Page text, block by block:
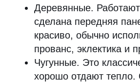
Деревянные.
сделана передняя
красиво, обычно
прованс, эклектика и
Чугунные. Это
хорошо отдают